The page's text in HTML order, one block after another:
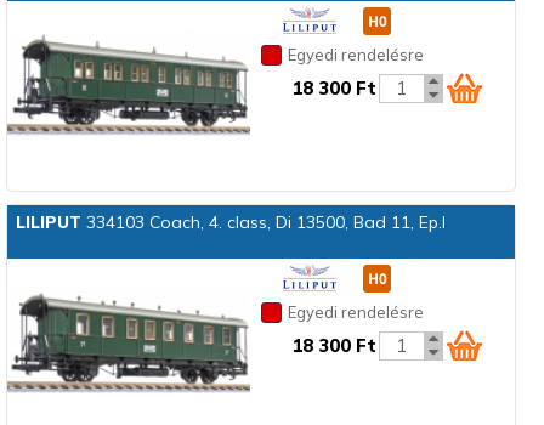
Egyedi rendelésre
18 300 Ft
LILIPUT 334103 Coach, 4. class, Di 13500, Bad 11, Ep.I
Egyedi rendelésre
18 300 Ft